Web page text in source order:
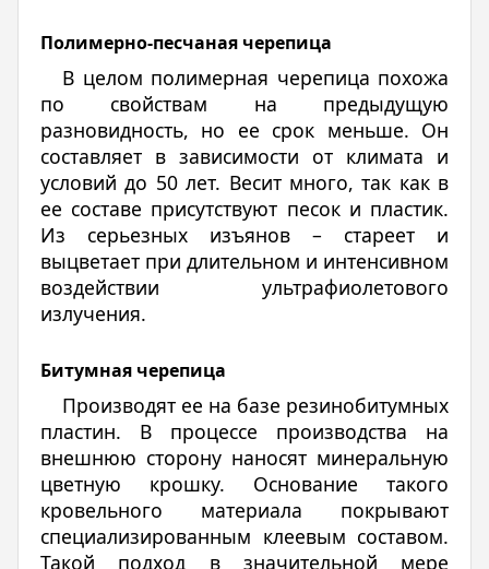
Полимерно-песчаная черепица
В целом полимерная черепица похожа
по свойствам на предыдущую
разновидность, но ее срок меньше. Он
составляет в зависимости от климата и
условий до 50 лет. Весит много, так как в
ее составе присутствуют песок и пластик.
Из серьезных изъянов – стареет и
выцветает при длительном и интенсивном
воздействии ультрафиолетового
излучения.
Битумная черепица
Производят ее на базе резинобитумных
пластин. В процессе производства на
внешнюю сторону наносят минеральную
цветную крошку. Основание такого
кровельного материала покрывают
специализированным клеевым составом.
Такой подход в значительной мере